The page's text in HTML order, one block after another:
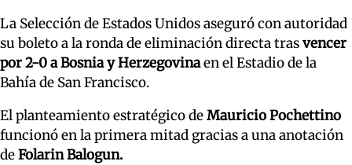
La Selección de Estados Unidos aseguró con autoridad
su boleto a la ronda de eliminación directa trasvencer
por 2-0 a Bosnia y Herzegovinaen el Estadio de la
Bahía de San Francisco.
El planteamiento estratégico deMauricio Pochettino
funcionó en la primera mitad gracias a una anotación
deFolarin Balogun.